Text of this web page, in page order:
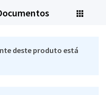
deste produto está